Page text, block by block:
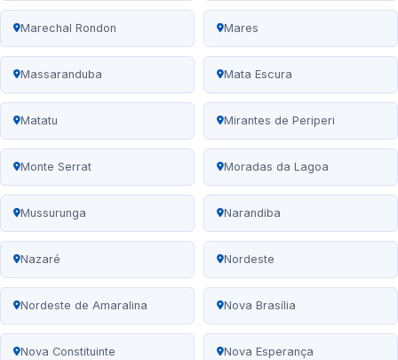
Marechal Rondon Mares
Massaranduba Mata Escura
Matatu Mirantes de Periperi
Monte Serrat Moradas da Lagoa
Mussurunga Narandiba
Nazaré Nordeste
Nordeste de Amaralina Nova Brasília
Nova Constituinte Nova Esperança